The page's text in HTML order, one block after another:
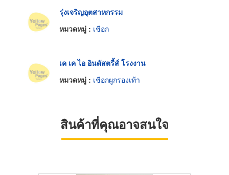
รุ่งเจริญอุตสาหกรรม
หมวดหมู่ : เชือก
เค เค ไอ อินดัสตรี้ส์ โรงงาน
หมวดหมู่ : เชือกผูกรองเท้า
สินค้าที่คุณอาจสนใจ